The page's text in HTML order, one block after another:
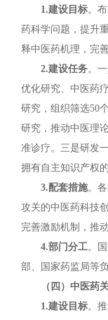
1.建设目标。
药科学问题，提升
释中医药机理，完
2.建设任务。
优化研究、中医药
研究，组织筛选50
研究，推动中医理
准诊疗。三是研发
拥有自主知识产权
3.配套措施。
攻关的中医药科技
完善激励机制，推
4.部门分工。
部、国家药监局等负
（四）中医药
1.建设目标。